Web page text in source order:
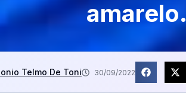
amarelo.
Telmo De Toni 30/09/2022